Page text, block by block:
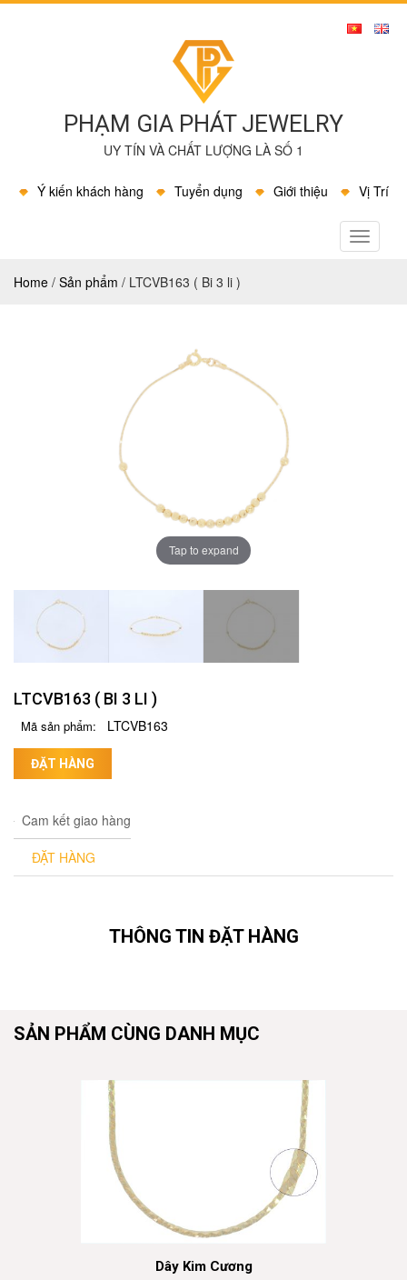
PHẠM GIA PHÁT JEWELRY
UY TÍN VÀ CHẤT LƯỢNG LÀ SỐ 1
Ý kiến khách hàng Tuyển dụng Giới thiệu Vị Trí
MENU
Home / Sản phẩm / LTCVB163 ( Bi 3 li )
Tap to expand
LTCVB163 ( BI 3 LI )
Mã sản phẩm: LTCVB163
ĐẶT HÀNG
Cam kết giao hàng
ĐẶT HÀNG
THÔNG TIN ĐẶT HÀNG
SẢN PHẨM CÙNG DANH MỤC
Dây Kim Cương